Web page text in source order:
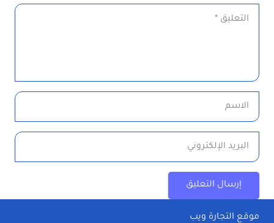
إرسال التعليق
موقع التجارة ويب